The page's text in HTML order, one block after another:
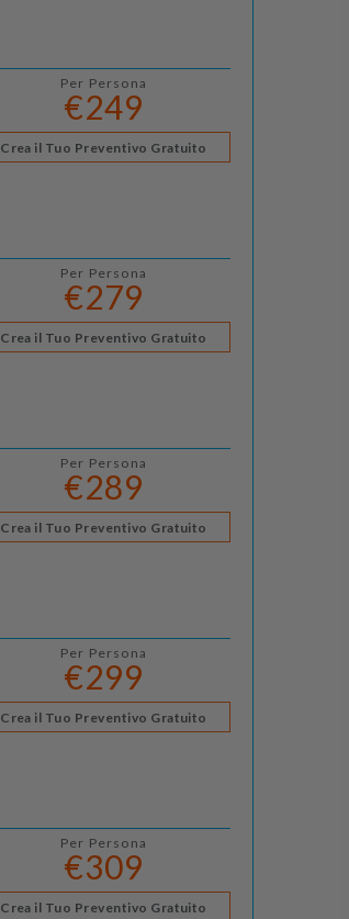
Per Persona
€249
Crea il Tuo Preventivo Gratuito
Per Persona
€279
Crea il Tuo Preventivo Gratuito
Per Persona
€289
Crea il Tuo Preventivo Gratuito
Per Persona
€299
Crea il Tuo Preventivo Gratuito
Per Persona
€309
Crea il Tuo Preventivo Gratuito